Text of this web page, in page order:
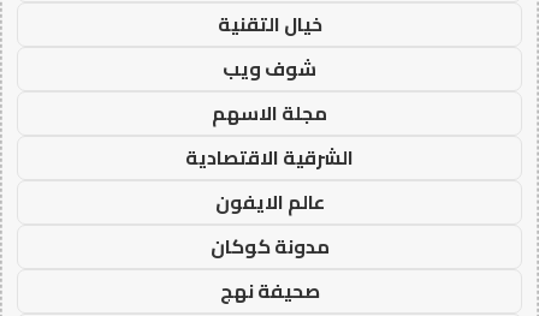
خيال التقنية
شوف ويب
مجلة الاسهم
الشرقية الاقتصادية
عالم الايفون
مدونة كوكان
صحيفة نهج